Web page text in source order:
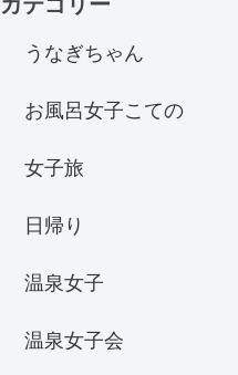
うなぎちゃん
お風呂女子こての
女子旅
日帰り
温泉女子
温泉女子会